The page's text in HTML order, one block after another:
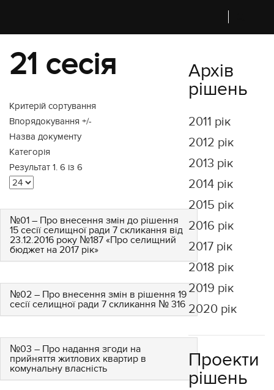
21 сесія
Критерій сортування
Впорядокування +/-
Назва документу
Категорія
Результат 1. 6 із 6
№01 – Про внесення змін до рішення
15 сесії селищної ради 7 скликання від
23.12.2016 року №187 «Про селищний
бюджет на 2017 рік»
№02 – Про внесення змін в рішення 19
сесії селищної ради 7 скликання № 316
№03 – Про надання згоди на
прийняття житлових квартир в
комунальну власність
Архів
рішень
2011 рік
2012 рік
2013 рік
2014 рік
2015 рік
2016 рік
2017 рік
2018 рік
2019 рік
2020 рік
Проекти
рішень